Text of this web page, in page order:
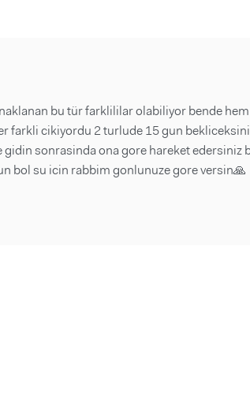
Makaleler
Videolar
bu tür farklililar olabiliyor bende
farkli cikiyordu 2 turlude 15 gun
sonrasinda ona gore hareket edersiniz
bol su icin rabbim gonlunuze gore versin🙏